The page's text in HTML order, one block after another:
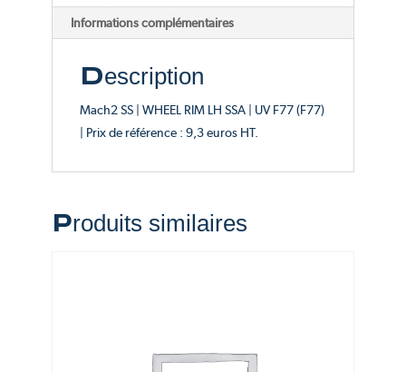
(F77)Informations complémentaires
Description
Mach2 SS | WHEEL RIM LH SSA | UV F77 (F77)
| Prix de référence : 9,3 euros HT.
Produits similaires